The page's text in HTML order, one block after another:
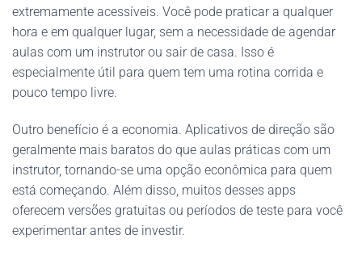
extremamente acessíveis. Você pode praticar a qualquer
hora e em qualquer lugar, sem a necessidade de agendar
aulas com um instrutor ou sair de casa. Isso é
especialmente útil para quem tem uma rotina corrida e
pouco tempo livre.
Outro benefício é a economia. Aplicativos de direção são
geralmente mais baratos do que aulas práticas com um
instrutor, tornando-se uma opção econômica para quem
está começando. Além disso, muitos desses apps
oferecem versões gratuitas ou períodos de teste para você
experimentar antes de investir.